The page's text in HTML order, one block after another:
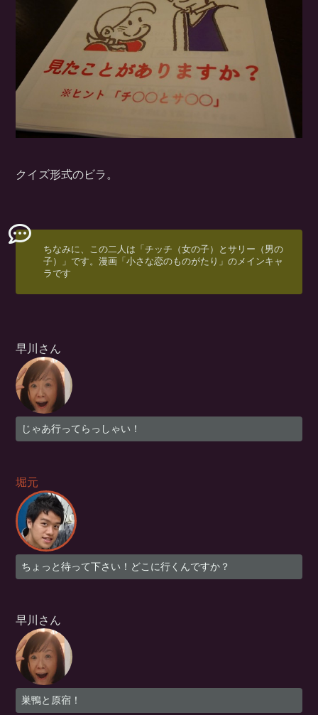
クイズ形式のビラ。
ちなみに、この二人は「チッチ（女の子）とサリー（男の
子）」です。漫画「小さな恋のものがたり」のメインキャ
ラです
早川さん
じゃあ行ってらっしゃい！
堀元
ちょっと待って下さい！どこに行くんですか？
早川さん
巣鴨と原宿！